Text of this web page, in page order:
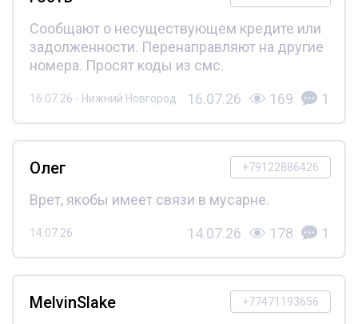
Сообщают о несуществующем кредите или
задолженности. Перенаправляют на другие
номера. Просят коды из смс.
16.07.26 - Нижний Новгород 16.07.26 169 1
+79122886426
Олег
Врет, якобы имеет связи в мусарне.
14.07.26 14.07.26 178 1
+77471193656
MelvinSlake